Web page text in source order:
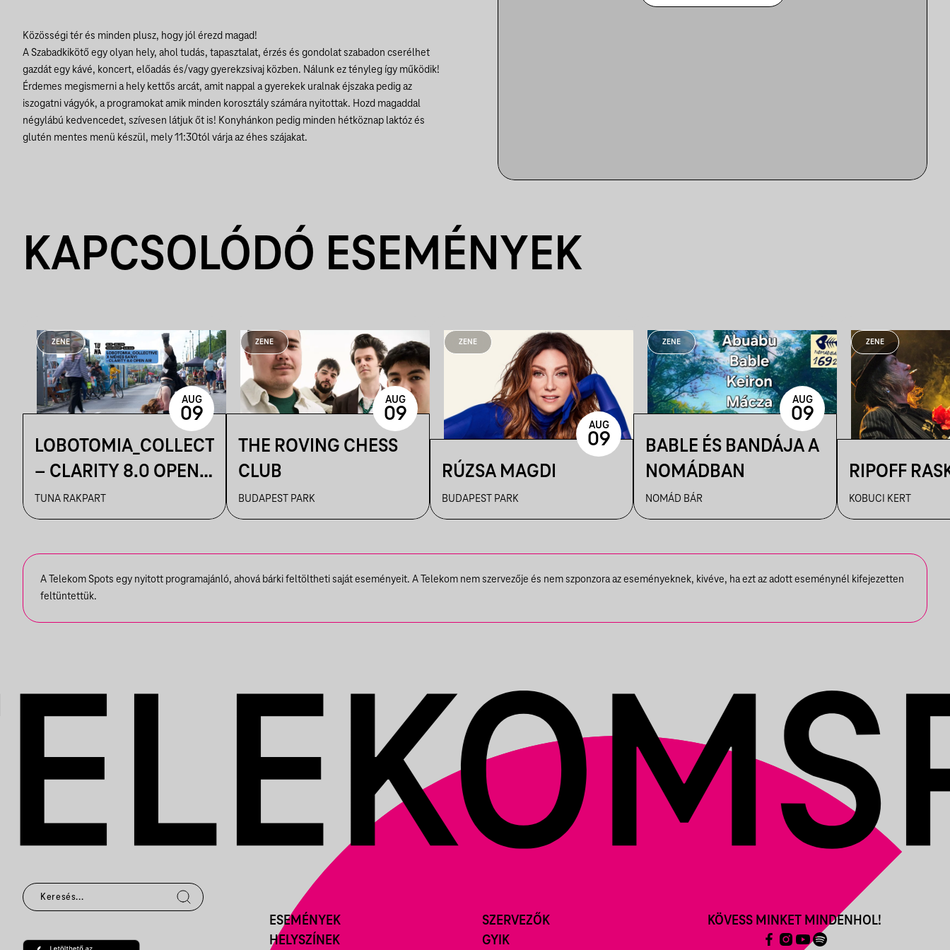
Közösségi tér és minden plusz, hogy jól érezd magad!
A Szabadkikötő egy olyan hely, ahol tudás, tapasztalat, érzés és gondolat szabadon cserélhet
gazdát egy kávé, koncert, előadás és/vagy gyerekzsivaj közben. Nálunk ez tényleg így működik!
Érdemes megismerni a hely kettős arcát, amit nappal a gyerekek uralnak éjszaka pedig az
iszogatni vágyók, a programokat amik minden korosztály számára nyitottak. Hozd magaddal
négylábú kedvencedet, szívesen látjuk őt is! Konyhánkon pedig minden hétköznap laktóz és
glutén mentes menü készül, mely 11:30tól várja az éhes szájakat.
KAPCSOLÓDÓ ESEMÉNYEK
ZENE
LOBOTOMIA_COLLECTIVE
– CLARITY 8.0 OPEN
AIR
TUNA RAKPART
AUG
09
ZENE
THE ROVING CHESS
CLUB
BUDAPEST PARK
AUG
09
ZENE
RÚZSA MAGDI
BUDAPEST PARK
AUG
09
ZENE
BABLE ÉS BANDÁJA A
NOMÁDBAN
NOMÁD BÁR
AUG
09
ZENE
RIPOFF
KOBUCI KERT
A Telekom Spots egy nyitott programajánló, ahová bárki feltöltheti saját eseményeit. A Telekom nem szervezője és nem szponzora az eseményeknek, kivéve, ha ezt az adott eseménynél kifejezetten
feltüntettük.
ESEMÉNYEK
HELYSZÍNEK
SZERVEZŐK
GYIK
KÖVESS MINKET MINDENHOL!